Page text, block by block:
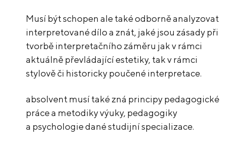
Musí být schopen ale také odborně analyzovat
interpretované dílo a znát, jaké jsou zásady při
tvorbě interpretačního záměru jak v rámci
aktuálně převládající estetiky, tak v rámci
stylově či historicky poučené interpretace.
absolvent musí také zná principy pedagogické
práce a metodiky výuky, pedagogiky
a psychologie dané studijní specializace.